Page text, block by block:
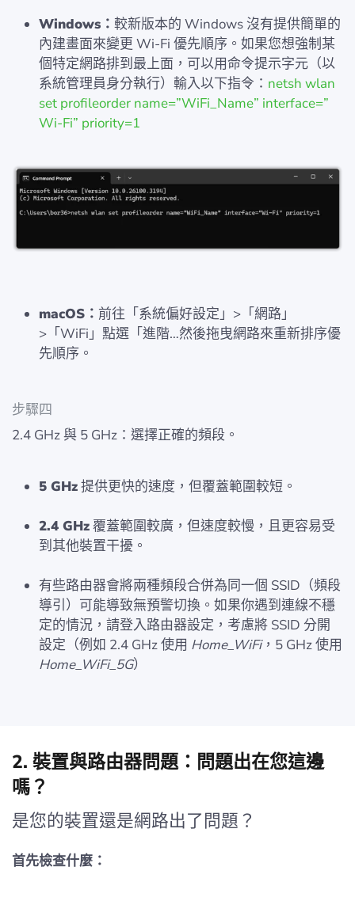
Windows： 較新版本的 Windows 沒有提供簡單的
內建畫面來變更 Wi-Fi 優先順序。如果您想強制某
個特定網路排到最上面，可以用命令提示字元（以
系統管理員身分執行）輸入以下指令： netsh wlan
set profileorder name=”WiFi_Name” interface=”
Wi-Fi” priority=1
macOS： 前往「系統偏好設定」>「網路」
>「WiFi」點選「進階…然後拖曳網路來重新排序優
先順序。
步驟四
2.4 GHz 與 5 GHz：選擇正確的頻段。
5 GHz提供更快的速度，但覆蓋範圍較短。
2.4 GHz覆蓋範圍較廣，但速度較慢，且更容易受
到其他裝置干擾。
有些路由器會將兩種頻段合併為同一個 SSID（頻段
導引）可能導致無預警切換。如果你遇到連線不穩
定的情況，請登入路由器設定，考慮將 SSID 分開
設定（例如 2.4 GHz 使用 Home_WiFi，5 GHz 使用
Home_WiFi_5G）
2. 裝置與路由器問題：問題出在您這邊
嗎？
是您的裝置還是網路出了問題？
首先檢查什麼：